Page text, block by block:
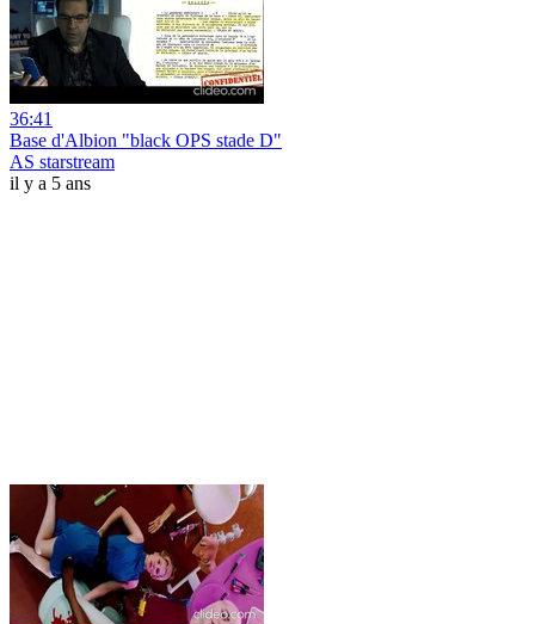
36:41
Base d'Albion "black OPS stade D"
AS starstream
il y a 5 ans